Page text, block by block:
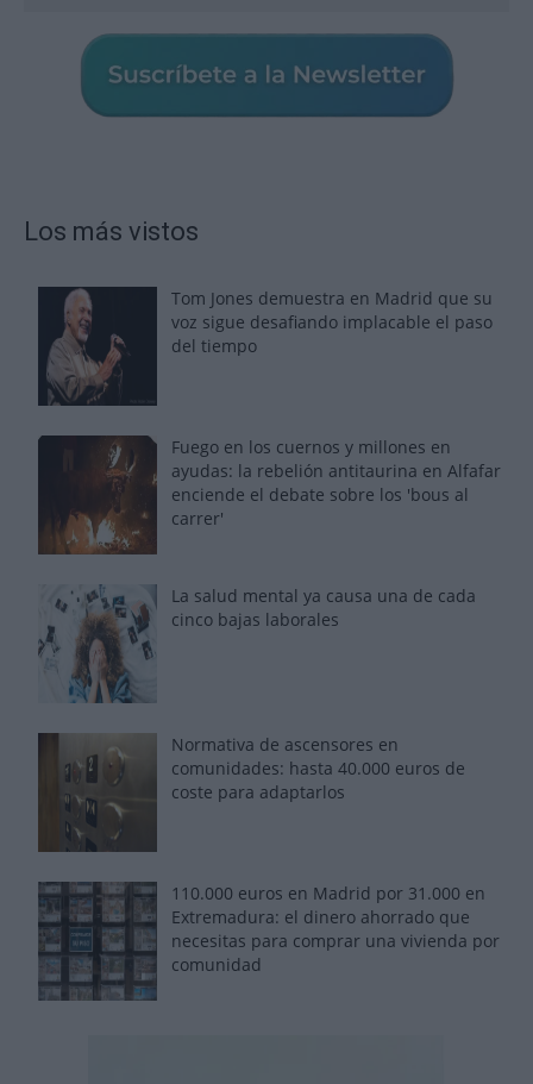
Los más vistos
Tom Jones demuestra en Madrid que su
voz sigue desafiando implacable el paso
del tiempo
Fuego en los cuernos y millones en
ayudas: la rebelión antitaurina en Alfafar
enciende el debate sobre los 'bous al
carrer'
La salud mental ya causa una de cada
cinco bajas laborales
Normativa de ascensores en
comunidades: hasta 40.000 euros de
coste para adaptarlos
110.000 euros en Madrid por 31.000 en
Extremadura: el dinero ahorrado que
necesitas para comprar una vivienda por
comunidad